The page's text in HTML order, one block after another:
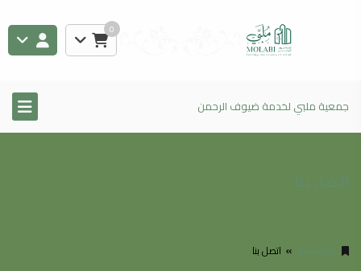
0
جمعية ملبي لخدمة ضيوف الرحمن
اتصل بنا